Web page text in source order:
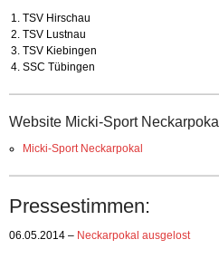
TSV Hirschau
TSV Lustnau
TSV Kiebingen
SSC Tübingen
Website Micki-Sport Neckarpokal
Micki-Sport Neckarpokal
Pressestimmen:
06.05.2014 – Neckarpokal ausgelost